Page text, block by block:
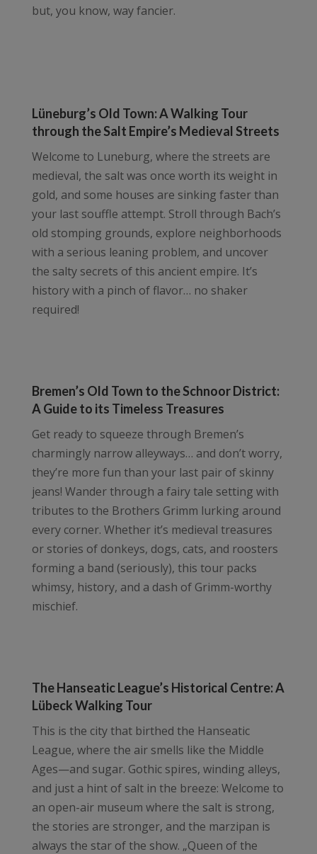
but, you know, way fancier.
Lüneburg’s Old Town: A Walking Tour
through the Salt Empire’s Medieval Streets
Welcome to Luneburg, where the streets are
medieval, the salt was once worth its weight in
gold, and some houses are sinking faster than
your last souffle attempt. Stroll through Bach’s
old stomping grounds, explore neighborhoods
with a serious leaning problem, and uncover
the salty secrets of this ancient empire. It’s
history with a pinch of flavor… no shaker
required!
Bremen’s Old Town to the Schnoor District:
A Guide to its Timeless Treasures
Get ready to squeeze through Bremen’s
charmingly narrow alleyways… and don’t worry,
they’re more fun than your last pair of skinny
jeans! Wander through a fairy tale setting with
tributes to the Brothers Grimm lurking around
every corner. Whether it’s medieval treasures
or stories of donkeys, dogs, cats, and roosters
forming a band (seriously), this tour packs
whimsy, history, and a dash of Grimm-worthy
mischief.
The Hanseatic League’s Historical Centre: A
Lübeck Walking Tour
This is the city that birthed the Hanseatic
League, where the air smells like the Middle
Ages—and sugar. Gothic spires, winding alleys,
and just a hint of salt in the breeze: Welcome to
an open-air museum where the salt is strong,
the stories are stronger, and the marzipan is
always the star of the show. „Queen of the